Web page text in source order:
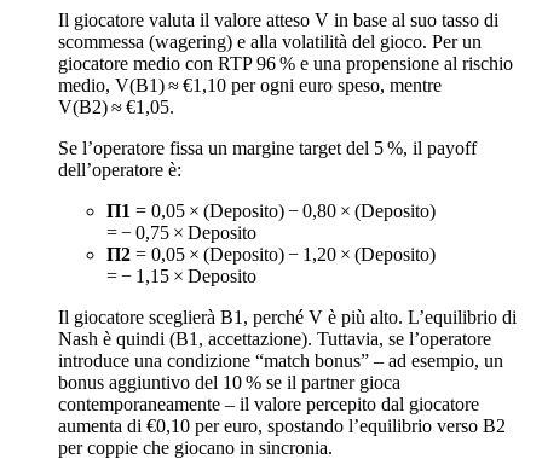
Il giocatore valuta il valore atteso V in base al suo tasso di
scommessa (wagering) e alla volatilità del gioco. Per un
giocatore medio con RTP 96 % e una propensione al rischio
medio, V(B1) ≈ €1,10 per ogni euro speso, mentre
V(B2) ≈ €1,05.
Se l’operatore fissa un margine target del 5 %, il payoff
dell’operatore è:
Π1 = 0,05 × (Deposito) − 0,80 × (Deposito)
= − 0,75 × Deposito
Π2 = 0,05 × (Deposito) − 1,20 × (Deposito)
= − 1,15 × Deposito
Il giocatore sceglierà B1, perché V è più alto. L’equilibrio di
Nash è quindi (B1, accettazione). Tuttavia, se l’operatore
introduce una condizione “match bonus” – ad esempio, un
bonus aggiuntivo del 10 % se il partner gioca
contemporaneamente – il valore percepito dal giocatore
aumenta di €0,10 per euro, spostando l’equilibrio verso B2
per coppie che giocano in sincronia.